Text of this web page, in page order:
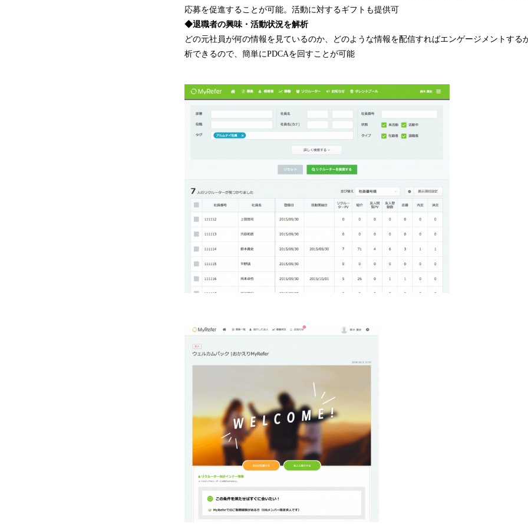
応募を促進することが可能。活動に対するギフトも提供可
◆退職者の興味・活動状況を解析
どの元社員が何の情報を見ているのか、どのような情報を配信すればエンゲージメントする
析できるので、簡単にPDCAを回すことが可能